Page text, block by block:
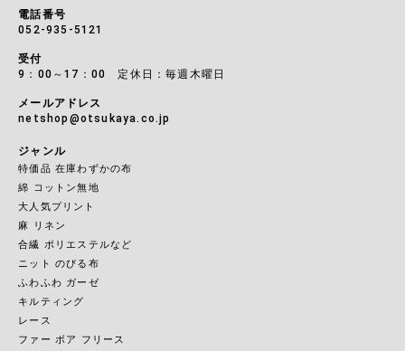
電話番号
052-935-5121
受付
9：00～17：00 定休日：毎週木曜日
メールアドレス
netshop@otsukaya.co.jp
ジャンル
特価品 在庫わずかの布
綿 コットン無地
大人気プリント
麻 リネン
合繊 ポリエステルなど
ニット のびる布
ふわふわ ガーゼ
キルティング
レース
ファー ボア フリース